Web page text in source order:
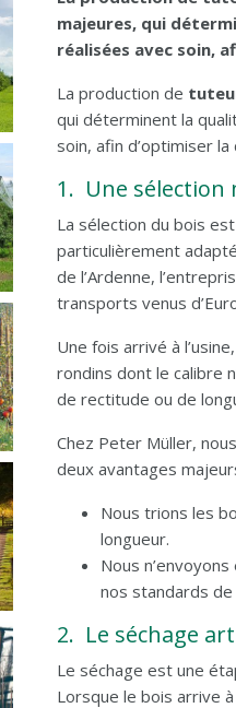
majeures, qui
réalisées avec soin,
La production de
qui déterminent la
soin, afin d’optimiser
1. Une sélection
La sélection du bois
particulièrement
de l’Ardenne,
transports venus
Une fois arrivé à
rondins dont le calibre
de rectitude ou de
Chez Peter Müller,
deux avantages
Nous trions les
longueur.
Nous
nos standards de
2. Le séchage
Le séchage est une
Lorsque le bois arrive